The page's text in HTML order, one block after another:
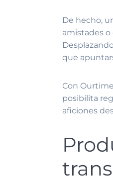
De hecho,
amistades
que
Con
posibilita
aficiones